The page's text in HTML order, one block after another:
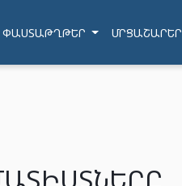
ՓԱՍՏԱԹՂԹԵՐ ՄՐՑԱՇԱՐԵՐ